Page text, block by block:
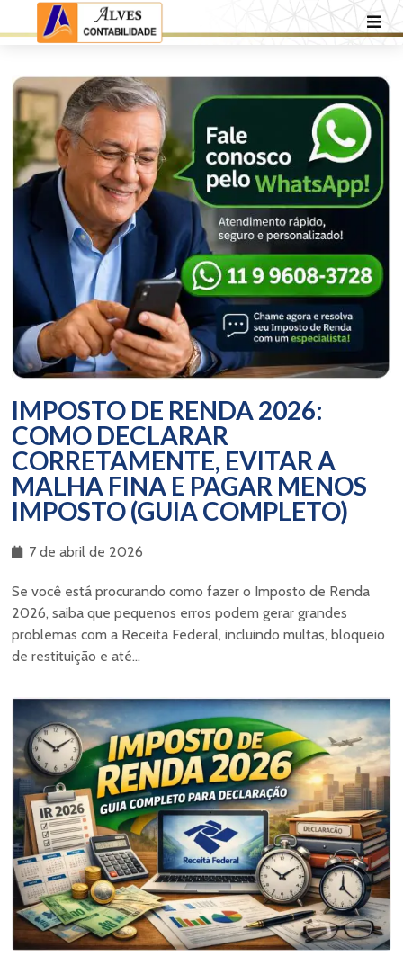
IMPOSTO DE RENDA 2026:
COMO DECLARAR
CORRETAMENTE, EVITAR A
MALHA FINA E PAGAR MENOS
IMPOSTO (GUIA COMPLETO)
7 de abril de 2026
Se você está procurando como fazer o Imposto de Renda
2026, saiba que pequenos erros podem gerar grandes
problemas com a Receita Federal, incluindo multas, bloqueio
de restituição e até...